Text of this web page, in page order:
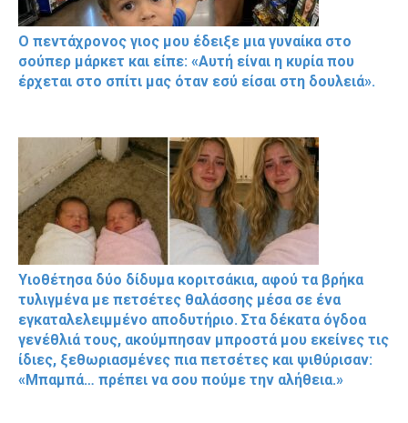
Ο πεντάχρονος γιος μου έδειξε μια γυναίκα στο
σούπερ μάρκετ και είπε: «Αυτή είναι η κυρία που
έρχεται στο σπίτι μας όταν εσύ είσαι στη δουλειά».
Υιοθέτησα δύο δίδυμα κοριτσάκια, αφού τα βρήκα
τυλιγμένα με πετσέτες θαλάσσης μέσα σε ένα
εγκαταλελειμμένο αποδυτήριο. Στα δέκατα όγδοα
γενέθλιά τους, ακούμπησαν μπροστά μου εκείνες τις
ίδιες, ξεθωριασμένες πια πετσέτες και ψιθύρισαν:
«Μπαμπά… πρέπει να σου πούμε την αλήθεια.»